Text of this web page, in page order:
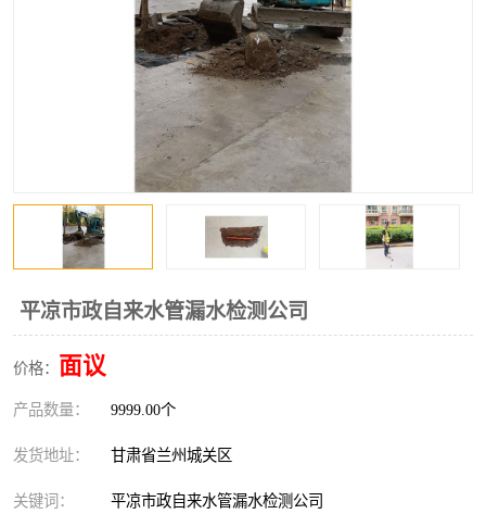
平凉市政自来水管漏水检测公司
价格： 面议
产品数量： 9999.00个
发货地址： 甘肃省兰州城关区
关键词： 平凉市政自来水管漏水检测公司
自来水管漏水 管道疏通
高压车疏通清淤